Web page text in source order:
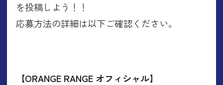
を投稿しよう！！
応募方法の詳細は以下ご確認ください。
【ORANGE RANGE オフィシャル】